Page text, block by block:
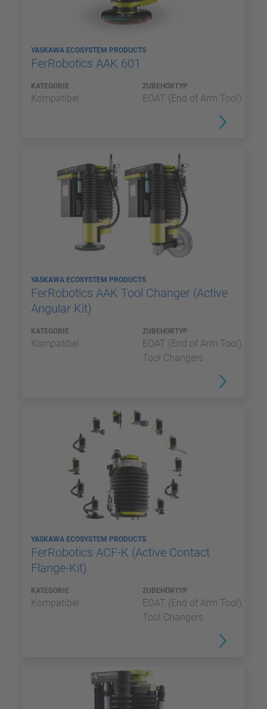
YASKAWA ECOSYSTEM PRODUCTS
FerRobotics AAK 601
KATEGORIE
Kompatibel
ZUBEHÖRTYP
EOAT (End of Arm Tool)
YASKAWA ECOSYSTEM PRODUCTS
FerRobotics AAK Tool Changer (Active
Angular Kit)
KATEGORIE
Kompatibel
ZUBEHÖRTYP
EOAT (End of Arm Tool),
Tool Changers
YASKAWA ECOSYSTEM PRODUCTS
FerRobotics ACF-K (Active Contact
Flange-Kit)
KATEGORIE
Kompatibel
ZUBEHÖRTYP
EOAT (End of Arm Tool),
Tool Changers